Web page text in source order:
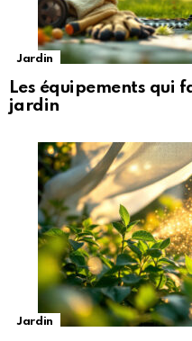
Jardin
Les équipements qui
jardin
Jardin